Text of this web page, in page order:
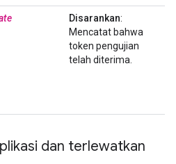
Disarankan:
Mencatat bahwa
token pengujian
telah diterima.
dan terlewatkan